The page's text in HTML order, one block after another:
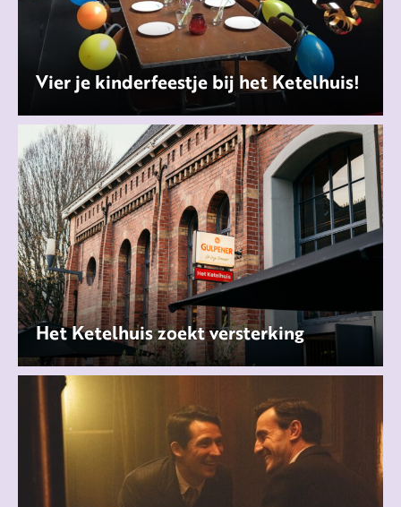
Vier je kinderfeestje bij het Ketelhuis!
Het Ketelhuis zoekt versterking